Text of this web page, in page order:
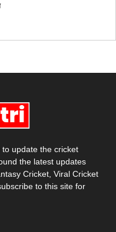
update the cricket
the latest updates
Cricket, Viral Cricket
to this site for